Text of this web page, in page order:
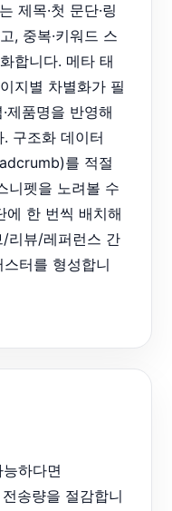
제목·첫 문단·링
, 중복·키워드 스
합니다. 메타 태
지별 차별화가 필
제품명을 반영해
구조화 데이터
를 적절
니펫을 노려볼 수
에 한 번씩 배치해
리뷰/레퍼런스 간
터를 형성합니
하다면
송량을 절감합니